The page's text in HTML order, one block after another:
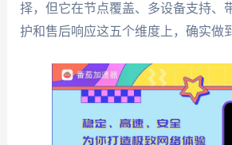
择，但它在节点覆盖、多设备支持、
护和售后响应这五个维度上，确实做